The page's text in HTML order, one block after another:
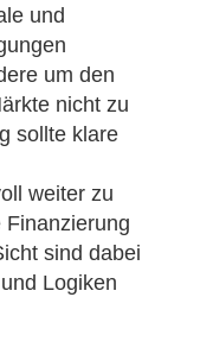
und
um den
nicht zu
sollte klare
weiter zu
sind dabei
Logiken